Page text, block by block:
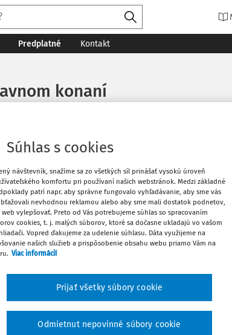
Predplatné Kontakt
konaní
predplatné? Prihláste sa
predplatiteľom
Vytlačiť
Obľúbené
Stiahnuť
Súhlas s cookies
návštevník, snažíme sa zo všetkých síl prinášať vysokú úroveň
komfortu pri používaní našich webstránok. Medzi základné
patrí napr. aby správne fungovalo vyhľadávanie, aby sme vás
nevhodnou reklamou alebo aby sme mali dostatok podnetov,
web vylepšovať. Preto od Vás potrebujeme súhlas so spracovaním
cookies, t. j. malých súborov, ktoré sa dočasne ukladajú vo vašom
Vopred ďakujeme za udelenie súhlasu. Dáta využijeme na
našich služieb a prispôsobenie obsahu webu priamo Vám na
Viac informácií
Odmietnut nepovinné súbory cookie
Prijať všetky súbory cookie